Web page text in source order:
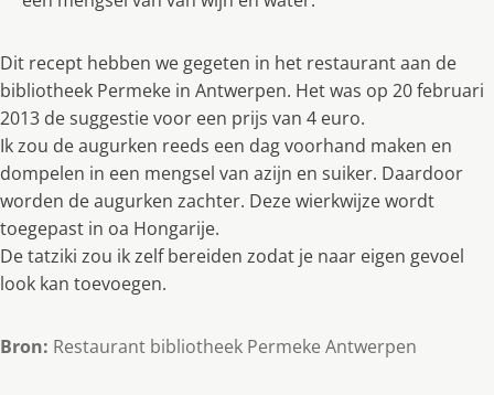
Dit recept hebben we gegeten in het restaurant aan de
bibliotheek Permeke in Antwerpen. Het was op 20 februari
2013 de suggestie voor een prijs van 4 euro.
Ik zou de augurken reeds een dag voorhand maken en
dompelen in een mengsel van azijn en suiker. Daardoor
worden de augurken zachter. Deze wierkwijze wordt
toegepast in oa Hongarije.
De tatziki zou ik zelf bereiden zodat je naar eigen gevoel
look kan toevoegen.
Bron: Restaurant bibliotheek Permeke Antwerpen